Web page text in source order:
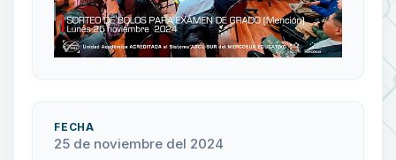
FECHA
25 de noviembre del 2024